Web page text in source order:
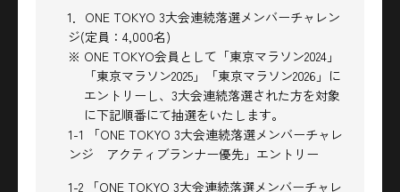
1．ONE TOKYO 3大会連続落選メンバーチャレン
ジ(定員：4,000名)
※ ONE TOKYO会員として「東京マラソン2024」
「東京マラソン2025」「東京マラソン2026」に
エントリーし、3大会連続落選された方を対象
に下記順番にて抽選をいたします。
1-1 「ONE TOKYO 3大会連続落選メンバーチャレ
ンジ アクティブランナー優先」エントリー
1-2 「ONE TOKYO 3大会連続落選メンバーチャレ